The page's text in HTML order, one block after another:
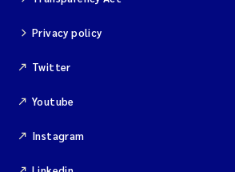
Privacy policy
Twitter
Youtube
Instagram